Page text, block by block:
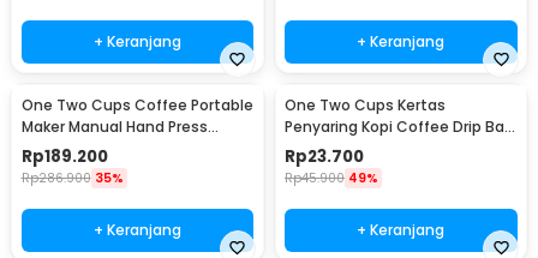
+ Keranjang + Keranjang
One Two Cups Coffee Portable
Maker Manual Hand Press
Espresso 300ml - T35066
Rp189.200
Rp286.900 35%
+ Keranjang
One Two Cups Kertas
Penyaring Kopi Coffee Drip Bag
Paper Filter 50PCS - T111
Rp23.700
Rp45.900 49%
+ Keranjang